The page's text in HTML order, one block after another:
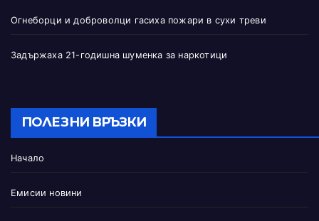
Огнеборци и доброволци гасиха пожари в сухи треви
Задържаха 21-годишна шуменка за наркотици
ПОЛЕЗНИ ВРЪЗКИ
Начало
Емисии новини